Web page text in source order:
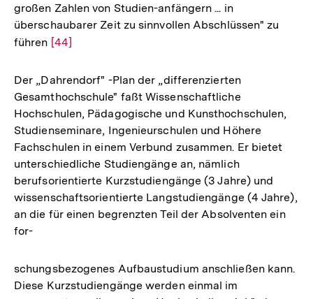
Auflösung
der
großen Zahlen von Studien-anfängern ... in
überschaubarer Zeit zu sinnvollen Abschlüssen" zu
führen Zur
der
Fußnote
[44]
Der „Dahrendorf" -Plan der „differenzierten
Gesamthochschule" faßt Wissenschaftliche
Hochschulen, Pädagogische und Kunsthochschulen,
Studienseminare, Ingenieurschulen und Höhere
Fachschulen in einem Verbund zusammen. Er bietet
unterschiedliche Studiengänge an, nämlich
berufsorientierte Kurzstudiengänge (3 Jahre) und
wissenschaftsorientierte Langstudiengänge (4 Jahre),
an die für einen begrenzten Teil der Absolventen ein
for-
schungsbezogenes Aufbaustudium anschließen kann.
Diese Kurzstudiengänge werden einmal im